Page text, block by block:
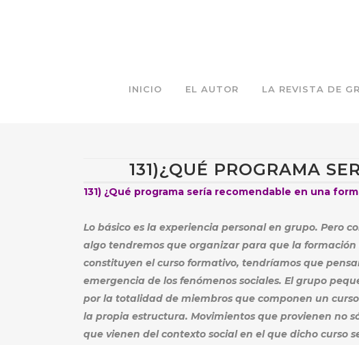
INICIO EL AUTOR LA REVISTA DE
131)¿QUÉ PROGRAMA
131) ¿Qué programa sería recomendable en una
Lo básico es la experiencia personal en grupo. Pero
algo tendremos que organizar para que la
constituyen el curso formativo, tendríamos que
emergencia de los fenómenos sociales. El grupo
por la totalidad de miembros que componen un
la propia estructura. Movimientos que provienen no
que vienen del contexto social en el que dicho curso